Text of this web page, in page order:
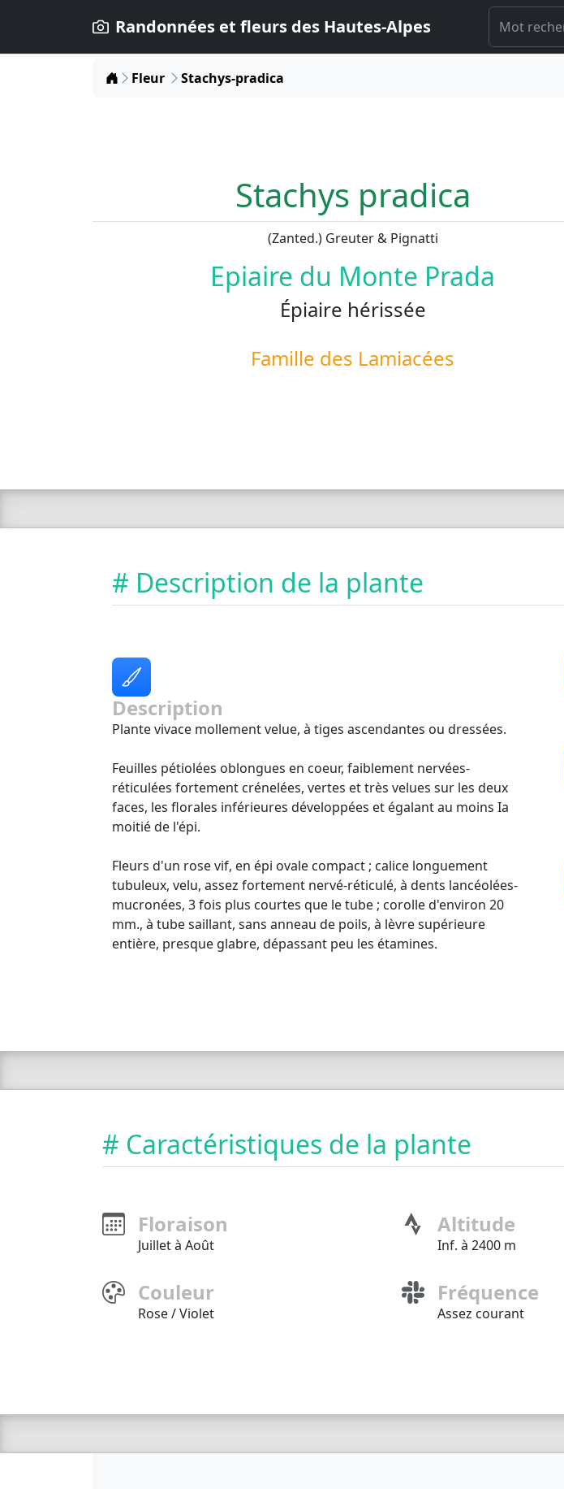
Randonnées et fleurs des Hautes-Alpes
Home
Fleur Stachys-pradica
Stachys pradica
(Zanted.) Greuter & Pignatti
Epiaire du Monte Prada
Épiaire hérissée
Famille des Lamiacées
# Description de la plante
Description
Plante vivace mollement velue, à tiges ascendantes ou dressées.
Feuilles pétiolées oblongues en coeur, faiblement nervées-
réticulées fortement crénelées, vertes et très velues sur les deux
faces, les florales inférieures développées et égalant au moins Ia
moitié de l'épi.
Fleurs d'un rose vif, en épi ovale compact ; calice longuement
tubuleux, velu, assez fortement nervé-réticulé, à dents lancéolées-
mucronées, 3 fois plus courtes que le tube ; corolle d'environ 20
mm., à tube saillant, sans anneau de poils, à lèvre supérieure
entière, presque glabre, dépassant peu les étamines.
# Caractéristiques de la plante
Floraison
Juillet à Août
Altitude
Inf. à 2400 m
Couleur
Rose / Violet
Fréquence
Assez courant